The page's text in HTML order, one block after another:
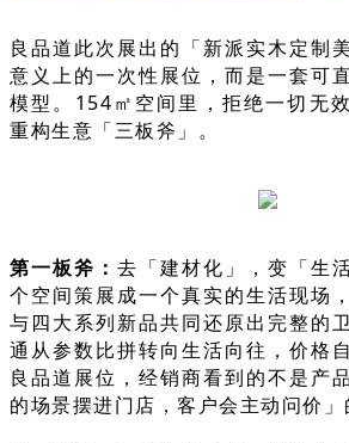
良品道此次展出的「新派实木定制
意义上的一次性展位，而是一套可
模型。154㎡空间里，拒绝一切无
重构生意「三板斧」。
第一板斧：去「建材化」，变「生
个空间策展成一个真实的生活现场
与四大系列新品共同还原出完整的
通从参数比拼转向生活向往，价格
良品道展位，经销商看到的不是产
的场景摆进门店，客户会主动问价」